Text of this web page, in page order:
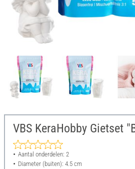
VBS KeraHobby Gietset
Aantal onderdelen: 2
Diameter (buiten): 4.5 cm